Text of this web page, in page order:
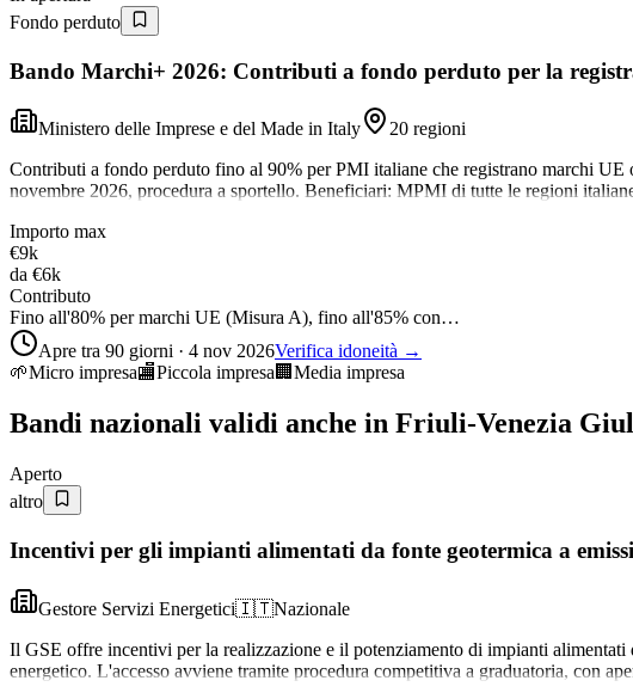
Fondo perduto
Bando Marchi+ 2026: Contributi a fondo perduto per la
Ministero delle Imprese e del Made in Italy
20 regioni
Contributi a fondo perduto fino al 90% per PMI italiane che registrano marchi UE
novembre 2026, procedura a sportello. Beneficiari: MPMI di tutte le regioni
Importo max
€9k
da €6k
Contributo
Fino all'80% per marchi UE (Misura A), fino all'85% con…
Apre tra 90 giorni · 4 nov 2026Verifica idoneità →
🌱Micro impresa🏬Piccola impresa🏢 Media impresa
Bandi nazionali validi anche in Friuli-Venezia
Aperto
altro
Incentivi per gli impianti alimentati da fonte geotermica a
Gestore Servizi Energetici🇮🇹Nazionale
Il GSE offre incentivi per la realizzazione e il potenziamento di impianti
energetico. L'accesso avviene tramite procedura competitiva a graduatoria, con